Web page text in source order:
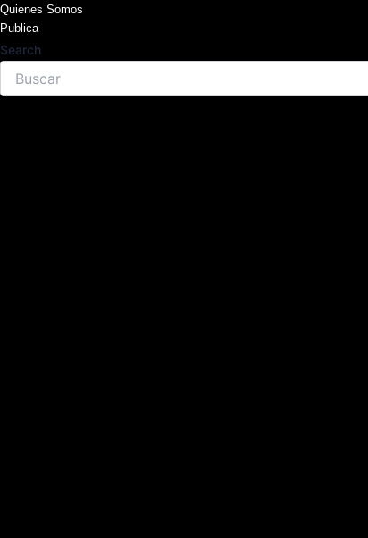
Skip
to
content
Quienes Somos
Publica
Search